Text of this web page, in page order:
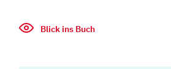
Blick ins Buch